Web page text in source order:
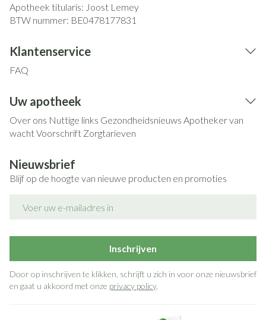
Apotheek titularis: Joost Lemey
BTW nummer: BE0478177831
Klantenservice
FAQ
Uw apotheek
Over ons Nuttige links Gezondheidsnieuws Apotheker van
wachtVoorschrift Zorgtarieven
Nieuwsbrief
Blijf op de hoogte van nieuwe producten en promoties
Inschrijven
Door op inschrijven te klikken, schrijft u zich in voor onze nieuwsbrief
en gaat u akkoord met onze privacy policy.